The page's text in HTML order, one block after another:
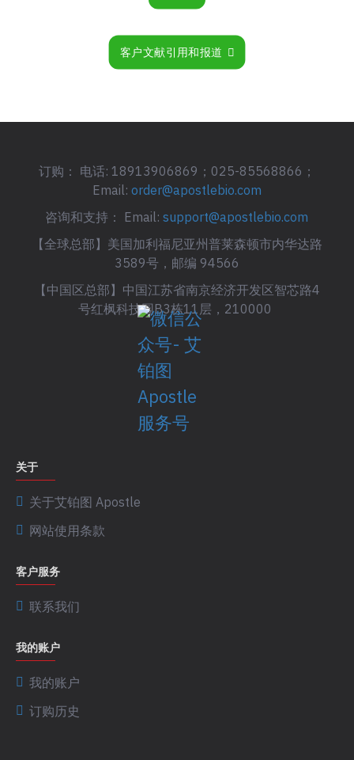
客户文献引用和报道
订购： 电话: 18913906869；025-85568866；
Email: order@apostlebio.com
咨询和支持： Email:support@apostlebio.com
【全球总部】美国加利福尼亚州普莱森顿市内华达路
3589号，邮编 94566
【中国区总部】中国江苏省南京经济开发区智芯路4
号红枫科技园B3栋11层，210000
关于
关于艾铂图 Apostle
网站使用条款
客户服务
联系我们
我的账户
我的账户
订购历史